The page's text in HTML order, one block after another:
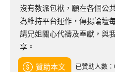
沒有教派包袱，願在各個公
為維持平台運作，傳揚論壇
請兄姐關心代禱及奉獻，與
享。
贊助本文 已贊助人數：